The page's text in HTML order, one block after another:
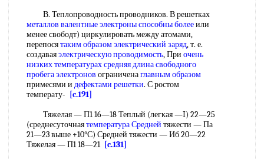
В. Теплопроводность проводников. В решетках
металлов валентные электроныспособны болееили
менее свободт) циркулировать между атомами,
перепосятаким образомэлектрический заряд, т. е.
создаваяэлектрическую проводимость, При очень
низких температурахсредняя длина свободного
пробега электронов ограниченаглавным образом
примесями и дефектами решетки. С ростом
температу-
[c.191]
Тяжелая — П1 16—18 Теплый (легкая —I) 22—25
(среднесуточнаятемпература Средней тяжести — Па
21—23 выше +10°С) Средней тяжести — Иб 20—22
Тяжелая — П1 18—21 [c.131]